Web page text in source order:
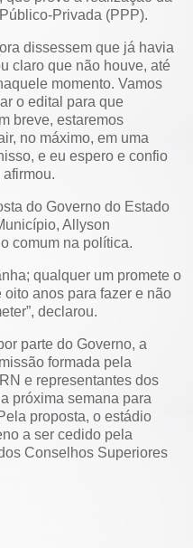
Privada (PPP).
dissessem que já havia
claro que não houve, até
momento. Vamos
o edital para que
breve, estaremos
no máximo, em uma
e eu espero e confio
do Governo do Estado
Allyson
comum na política.
qualquer um promete o
oito anos para fazer e não
declarou.
parte do Governo, a
formada pela
e representantes dos
próxima semana para
proposta, o estádio
a ser cedido pela
Conselhos Superiores